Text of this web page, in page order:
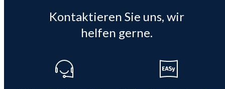
Kontaktieren Sie uns, wir
helfen gerne.